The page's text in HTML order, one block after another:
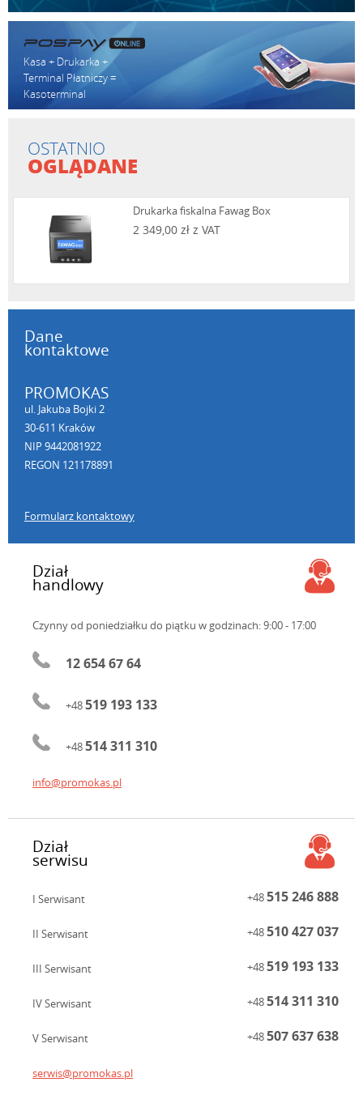
Kasa + Drukarka +
Terminal Płatniczy =
Kasoterminal
OSTATNIO
OGLĄDANE
Drukarka fiskalna Fawag Box
2 349,00 zł z VAT
Dane
kontaktowe
PROMOKAS
ul. Jakuba Bojki 2
30-611 Kraków
NIP 9442081922
REGON 121178891
Formularz kontaktowy
Dział
handlowy
Czynny od poniedziałku do piątku w godzinach: 9:00 - 17:00
12 654 67 64
+48519 193 133
+48514 311 310
info@promokas.pl
Dział
serwisu
I Serwisant +48515 246 888
II Serwisant +48510 427 037
III Serwisant +48519 193 133
IV Serwisant +48514 311 310
V Serwisant +48507 637 638
serwis@promokas.pl